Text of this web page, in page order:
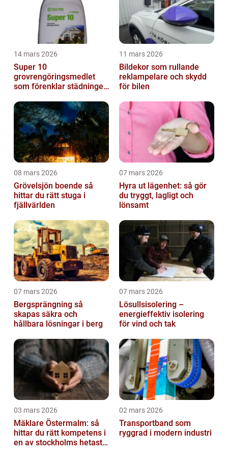
14 mars 2026
Super 10
grovrengöringsmedlet
som förenklar städningen
11 mars 2026
Bildekor som rullande
reklampelare och skydd
för bilen
08 mars 2026
Grövelsjön boende så
hittar du rätt stuga i
fjällvärlden
07 mars 2026
Hyra ut lägenhet: så gör
du tryggt, lagligt och
lönsamt
07 mars 2026
Bergsprängning så
skapas säkra och
hållbara lösningar i berg
07 mars 2026
Lösullsisolering –
energieffektiv isolering
för vind och tak
03 mars 2026
Mäklare Östermalm: så
hittar du rätt kompetens i
en av stockholms hetaste
02 mars 2026
Transportband som
ryggrad i modern industri